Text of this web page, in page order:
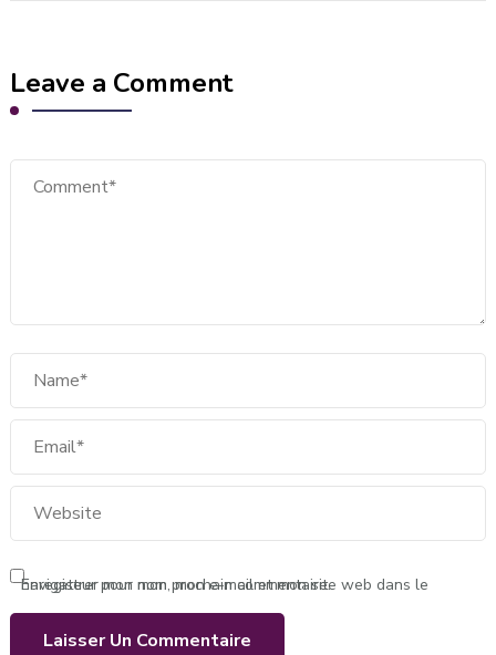
Leave a Comment
Enregistrer mon nom, mon e-mail et mon site web dans le navigateur pour mon prochain commentaire.